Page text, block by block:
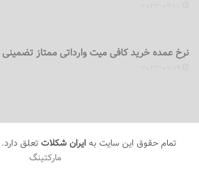
نرخ عمده خرید کافی میت وارداتی ممتاز تضمینی
تمام حقوق این سایت بهایران شکلات تعلق
مارکتینگ